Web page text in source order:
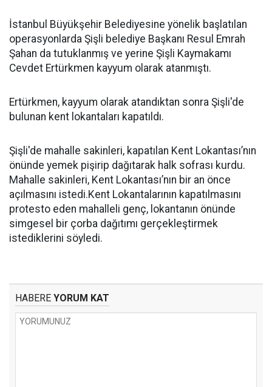
İstanbul Büyükşehir Belediyesine yönelik başlatılan
operasyonlarda Şişli belediye Başkanı Resul Emrah
Şahan da tutuklanmış ve yerine Şişli Kaymakamı
Cevdet Ertürkmen kayyum olarak atanmıştı.
Ertürkmen, kayyum olarak atandıktan sonra Şişli'de
bulunan kent lokantaları kapatıldı.
Şişli'de mahalle sakinleri, kapatılan Kent Lokantası’nın
önünde yemek pişirip dağıtarak halk sofrası kurdu.
Mahalle sakinleri, Kent Lokantası’nın bir an önce
açılmasını istedi.Kent Lokantalarının kapatılmasını
protesto eden mahalleli genç, lokantanın önünde
simgesel bir çorba dağıtımı gerçekleştirmek
istediklerini söyledi.
HABERE YORUM KAT